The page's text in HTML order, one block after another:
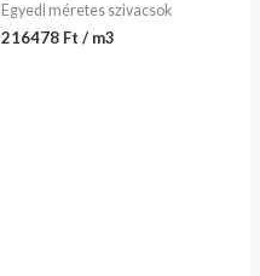
Egyedi méretes szivacsok
216478 Ft / m3